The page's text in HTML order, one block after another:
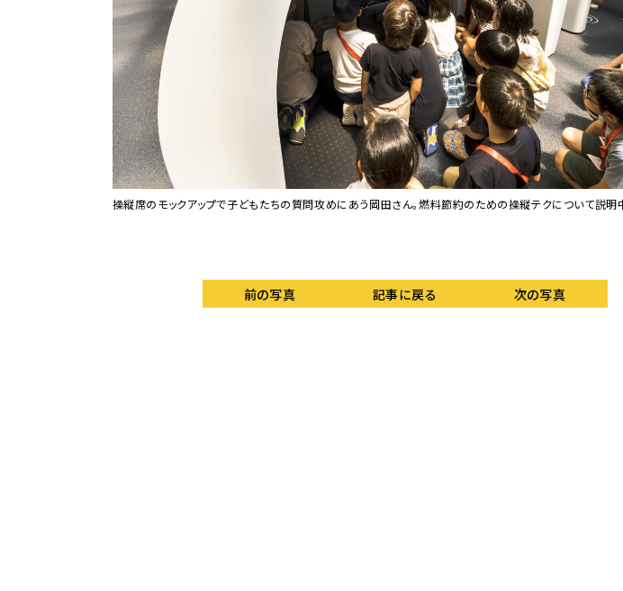
操縦席のモックアップで子どもたちの質問攻めにあう岡田さん。燃料節約のための操縦テクについて説明
前の写真 記事に戻る 次の写真